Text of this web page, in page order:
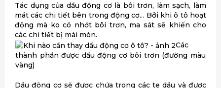
Tác dụng của dầu động cơ là bôi trơn, làm sạch, làm
mát các chi tiết bên trong động cơ... Bởi khi ô tô hoạt
động mà ko có nhớt bôi trơn, ma sát sẽ khiến cho
các chi tiết bị mài mòn.
Các
thành phần được dầu động cơ bôi trơn (đường màu
vàng)
Dầu động cơ sẽ được chứa trong các te dầu và được